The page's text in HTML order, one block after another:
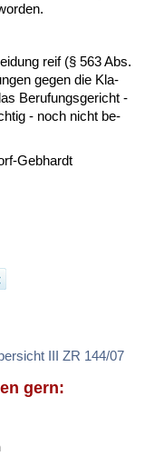
reif (§ 563 Abs.
ge­gen die Kla­
Be­ru­fungs­ge­richt -
- noch nicht be­
Geb­hardt
III ZR 144/07
gern: